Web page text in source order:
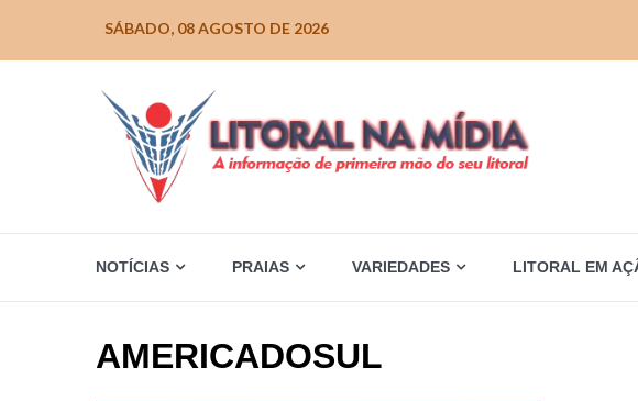
SÁBADO, 08 AGOSTO DE 2026
NOTÍCIAS PRAIAS VARIEDADES LITORAL EM
AMERICADOSUL